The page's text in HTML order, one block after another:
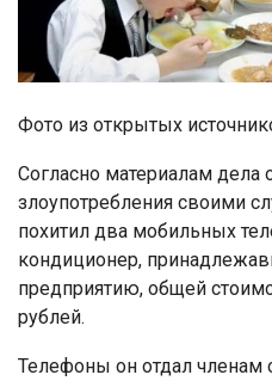
Фото из открытых
Согласно материалам
злоупотребления своими
похитил два мобильных
кондиционер,
предприятию, общей
рублей.
Телефоны он отдал членам